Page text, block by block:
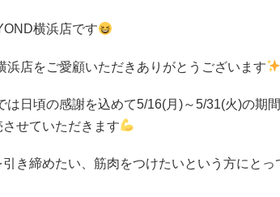
横浜店です
浜店をご愛顧いただきありがとうございます
は日頃の感謝を込めて5/16(月)～5/31(火)の期
させていただきます
き締めたい、筋肉をつけたいという方にと